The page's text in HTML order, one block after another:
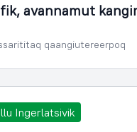
avannamut
qaangiutereerpoq
Ingerlatsivik